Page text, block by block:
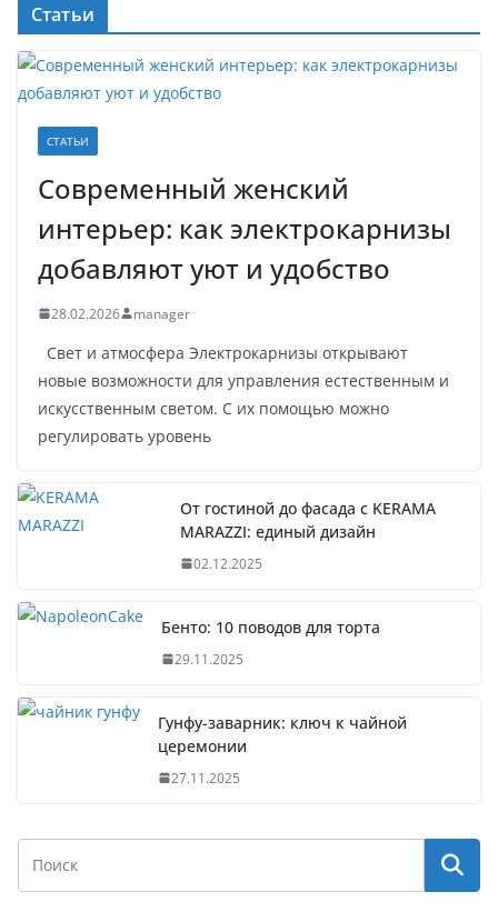
Статьи
СТАТЬИ
Современный женский
интерьер: как электрокарнизы
добавляют уют и удобство
28.02.2026 manager
Свет и атмосфера Электрокарнизы открывают
новые возможности для управления естественным и
искусственным светом. С их помощью можно
регулировать уровень
От гостиной до фасада с KERAMA
MARAZZI: единый дизайн
02.12.2025
Бенто: 10 поводов для торта
29.11.2025
Гунфу-заварник: ключ к чайной
церемонии
27.11.2025